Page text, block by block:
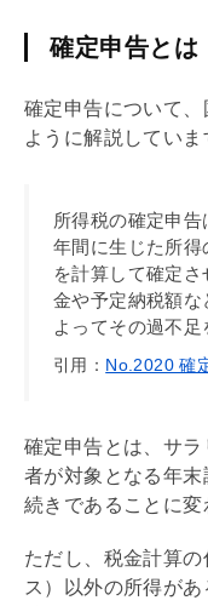
確定申告とは
確定申告について
ように解説していま
所得税の確定申
年間に生じた所
を計算して確定
金や予定納税額な
よってその過不足
引用： No.2020 確
確定申告とは、サ
者が対象となる年末
続きであることに変
ただし、税金計算
ス）以外の所得が